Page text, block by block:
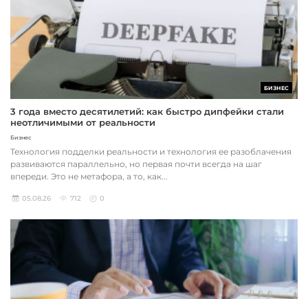
БИЗНЕС
3 года вместо десятилетий: как быстро дипфейки стали
неотличимыми от реальности
Бизнес
Технология подделки реальности и технология ее разоблачения
развиваются параллельно, но первая почти всегда на шаг
впереди. Это не метафора, а то, как...
05.08.26 712 0